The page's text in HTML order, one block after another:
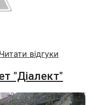
Читати відгуки
"Діалект"